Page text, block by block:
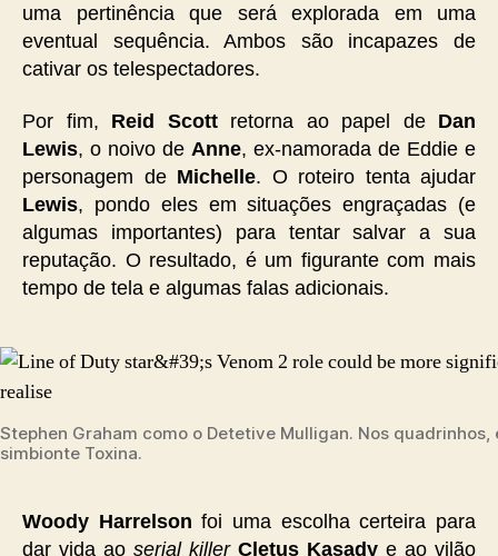
uma pertinência que será explorada em uma
eventual sequência. Ambos são incapazes de
cativar os telespectadores.
Por fim, Reid Scottretorna ao papel de Dan
Lewis, o noivo de Anne, ex-namorada de Eddie e
personagem de Michelle. O roteiro tenta ajudar
Lewis, pondo eles em situações engraçadas (e
algumas importantes) para tentar salvar a sua
reputação. O resultado, é um figurante com mais
tempo de tela e algumas falas adicionais.
Stephen Graham como o Detetive Mulligan. Nos quadrinhos,
simbionte Toxina.
Woody Harrelson foi uma escolha certeira para
dar vida ao serial killer Cletus Kasady e ao vilão